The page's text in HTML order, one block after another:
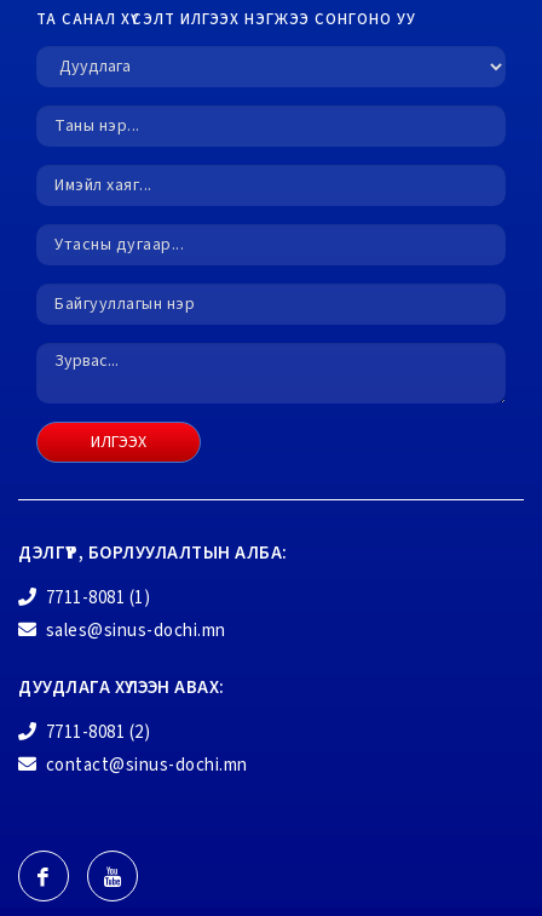
ТА САНАЛ ХҮСЭЛТ ИЛГЭЭХ НЭГЖЭЭ СОНГОНО УУ
ИЛГЭЭХ
ДЭЛГҮҮР, БОРЛУУЛАЛТЫН АЛБА:
7711-8081 (1)
sales@sinus-dochi.mn
ДУУДЛАГА ХҮЛЭЭН АВАХ:
7711-8081 (2)
contact@sinus-dochi.mn